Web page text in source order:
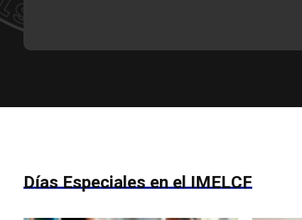
Días Especiales en el IMELCF